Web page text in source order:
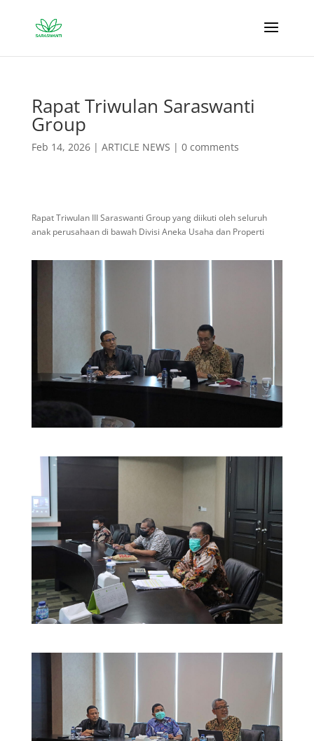
Rapat Triwulan Saraswanti
Group
Feb 14, 2026| ARTICLE NEWS | 0 comments
Rapat Triwulan III Saraswanti Group yang diikuti oleh seluruh
anak perusahaan di bawah Divisi Aneka Usaha dan Properti